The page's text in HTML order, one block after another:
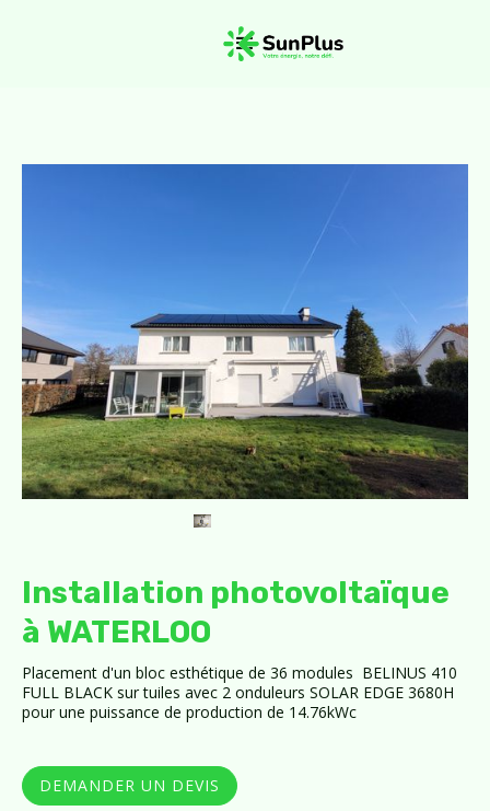
Installation photovoltaïque
à WATERLOO
Placement d'un bloc esthétique de 36 modules BELINUS 410
FULL BLACK sur tuiles avec 2 onduleurs SOLAR EDGE 3680H
pour une puissance de production de 14.76kWc
DEMANDER UN DEVIS